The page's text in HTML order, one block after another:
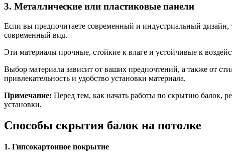
3. Металлические или пластиковые панели
Если вы предпочитаете современный и индустриальный
современный вид.
Эти материалы прочные, стойкие к влаге и устойчивые к
Выбор материала зависит от ваших предпочтений, а также от
привлекательность и удобство установки материала.
Примечание: Перед тем, как начать работы по скрытию балок,
установки.
Способы скрытия балок на потолке
1. Гипсокартонное покрытие